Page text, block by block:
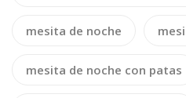
mesita de noche
mesita de noche con patas